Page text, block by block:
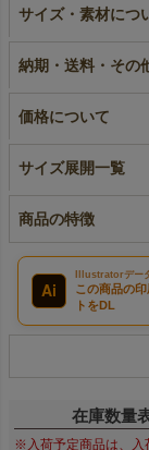
保冷キルトバッ
¥ 33,000 税込
サイズ・素材につ
納期・送料・その
価格について
サイズ展開一覧
商品の特徴
Ai
Illustratorデー
この商品の
トをDL
在庫数量
※入荷予定商品は、入